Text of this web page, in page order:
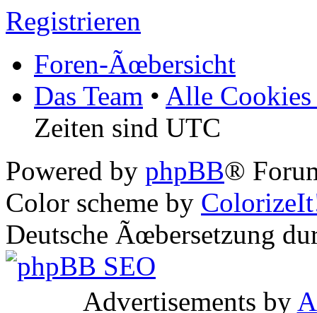
Registrieren
Foren-Ãœbersicht
Das Team • Alle Cookies
Zeiten sind UTC
Powered by phpBB®
Color scheme by
Deutsche Ãœbersetzung
Advertisements by